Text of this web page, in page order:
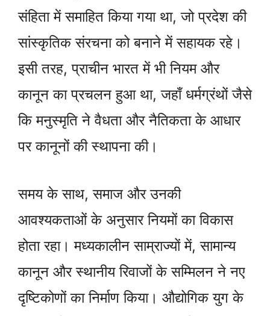
संहिता में समाहित किया गया था, जो प्रदेश की
सांस्कृतिक संरचना को बनाने में सहायक रहे।
इसी तरह, प्राचीन भारत में भी नियम और
कानून का प्रचलन हुआ था, जहाँ धर्मग्रंथों जैसे
कि मनुस्मृति ने वैधता और नैतिकता के आधार
पर कानूनों की स्थापना की।
समय के साथ, समाज और उनकी
आवश्यकताओं के अनुसार नियमों का विकास
होता रहा। मध्यकालीन साम्राज्यों में, सामान्य
कानून और स्थानीय रिवाजों के सम्मिलन ने नए
दृष्टिकोणों का निर्माण किया। औद्योगिक युग के